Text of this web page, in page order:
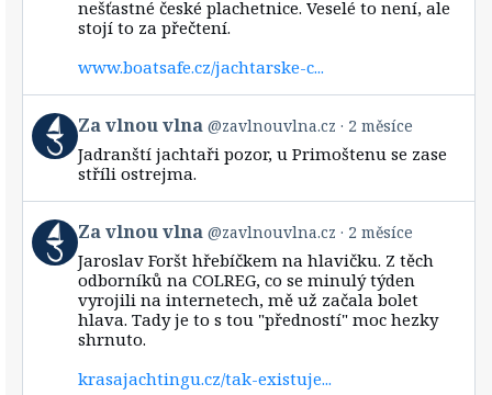
nešťastné české plachetnice. Veselé to není, ale
stojí to za přečtení.
www.boatsafe.cz/jachtarske-c...
View
post
by
vlnou
vlna
on
Bluesky
Za vlnou vlna @zavlnouvlna.cz 2 měsíce
Jadranští jachtaři pozor, u Primoštenu se zase
stříli ostrejma.
View
post
by
Za vlnou vlna @zavlnouvlna.cz 2 měsíce
Jaroslav Foršt hřebíčkem na hlavičku. Z těch
odborníků na COLREG, co se minulý týden
vyrojili na internetech, mě už začala bolet
hlava. Tady je to s tou "předností" moc hezky
shrnuto.
krasajachtingu.cz/tak-existuje...